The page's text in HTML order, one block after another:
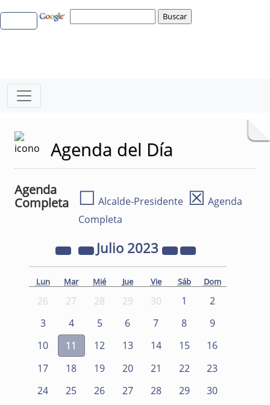
Agenda del Día
Agenda
Completa
☐ Alcalde-Presidente ☒ Agenda
Completa
Julio 2023
Lun Mar Mié Jue Vie Sáb Dom
26 27 28 29 30 1
2
3
4 5 6 7 8
9
10
11 12 13 14 15
16
17
18 19 20 21 22
23
24
25 26 27 28 29
30